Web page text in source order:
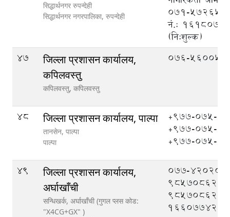
सिद्धार्थनगर रुपन्देही
सिद्धार्थनगर नगरपालिका, रुपन्देही
०७१-५७२६५८
नं.:
(नि:शुल्क)
47
जिल्ला प्रशासन कार्यालय,
कपिलवस्तु
कपिलवस्तु, कपिलवस्तु
076-560051
48 जिल्ला प्रशासन कार्यालय, पाल्पा
तानसेन, पाल्पा
पाल्पा
+९७७-०७५-
+९७७-०७५-
+९७७-०७५-
49
जिल्ला प्रशासन कार्यालय,
अर्घाखाँची
सन्धिखर्क, अर्घाखाँची (गुगल प्लस कोड:
"X4CG+GX" )
077-420208,
9857086209